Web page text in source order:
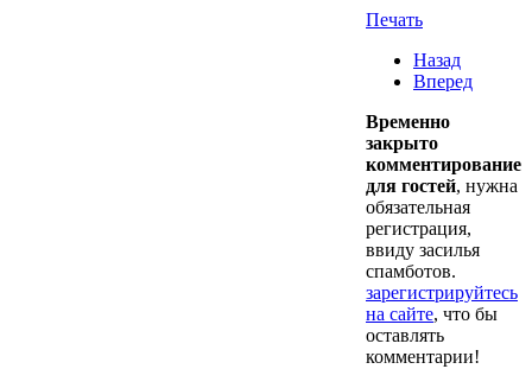
Печать
Назад
Вперед
Временно
закрыто
комментирование
для гостей, нужна
обязательная
регистрация,
ввиду засилья
спамботов.
зарегистрируйтесь
на сайте, что бы
оставлять
комментарии!